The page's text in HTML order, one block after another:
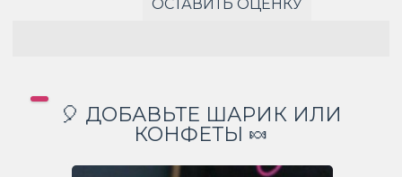
ОСТАВИТЬ ОЦЕНКУ
🎈 ДОБАВЬТЕ ШАРИК ИЛИ
КОНФЕТЫ 🍬